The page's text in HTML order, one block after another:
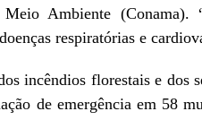
Ambiente (Conama).
respiratórias e
incêndios florestais e dos
de emergência em 58